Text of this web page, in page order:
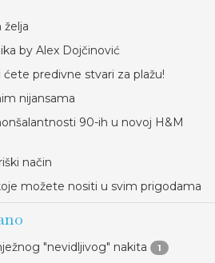
želja
by Alex Dojčinović
predivne stvari za plažu!
nijansama
90-ih u novoj H&M
način
možete nositi u svim prigodama
"nevidljivog" nakita 1